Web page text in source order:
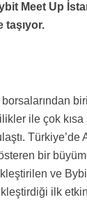
Meet Up
taşıyor.
borsalarından
ile çok kısa
bir
ve
ilk